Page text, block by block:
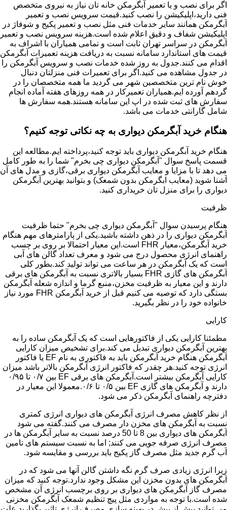
اگر برای نصب و یا تعمیر آبگرمکن خانه تان نیاز به نیروی متخصص
فنی دارید،اپلیکیشن را نصب کنید.قیمت سرویس نصب و تعمیر
آبگرمکن همانند سایر خدمات فنی مثل نصب و تعمیر پکیج و شوفاژ در
اپلیکیشن شفاف و دقیق اعلام شده است.هزینه سرویس نصب و تعمیر
آبگرمکن در سراسر تهران ثابت است و تمامی همیاران با اشراف به
قیمت های استاندارد سامانه نسبت به دریافت هزینه تعمیرات آبگرمکن
اقدام می کنند.جدول به روز شده خدمات نصب و سرویس آبگرمکن را
در جدول مشاهده می کنید.اگر برای تعمیرات فنی منزلتان دنبال
خوش نام ترین متخصصین شهر می گردید ما همه متخصصان را در
گردهم آورده ایم.همیاران تعمیرکار در همه روزهای هفته آماده انجام
سفارش های ثبت شده در اپ این سامانه هستند.همه سفارش ها
شامل گارانتی خدمات می باشد.
هنگام خرید آبگرمکن دیواری به چه نکاتی توجه کنیم؟
هنگام خرید آبگرمکن دیواری باید توجه کنید،پرداخته ایم.مطالعه این
قسمت پاسخ سوال "آبگرمکن دیواری چی بخرم" شما را به طور کامل
می دهد تا با مزایا و معایب آبگرمکن دیواری برقی،گازی و مدل های آن
آشنا شوید (معایب ابگرمکن بدون شمعک) و بتوانید بهترین آبگرمکن
دیواری را برای منزل تان خریداری کنید.
ظرفیت
هنگام پرسیدن سوال "آبگرمکن دیواری چی بخرم" حتما ظرفیت
آبگرمکن دیواری را در ذهن داشته باشید.یکی از پارامترهای مهم هنگام
خرید آبگرمکن،معیار FHR است.این معیار احتمالا بر روی بر چسب
راهنمای انرژی محصول درج می شود و معرف تعداد گالن های آبی
است که یک آبگرمکن در هر ساعت می تواند تولید کند.بطور کلی
آبگرمکن های گازی FHR بسیار بالاتری نسبت به آبگرمکن های برقی
دارند و این معیار به ظرفیت مخزن،منبع گرما و اندازه شعله آبگرمکن
بستگی دارد که توصیه می کنیم قبل از خرید آبگرمکن FHR مورد نیاز
خانواده خود را در نظر بگیرید.
کارایی
مطمئنا کارایی یکی از فاکتورهایی است که یک آبگرمکن ساده را به
بهترین آبگرمکن دیواری تبدیل می کند.برای تشخیص میزان کارایی
آبگرمکن هنگام خرید آبگرمکن باید به فاکتوری به نام EF یا فاکتور
انرژی توجه کنید.هر چقدر که فاکتور انرژی آبگرمکن بالاتر باشد میزان
کارایی آبگرمکن بیشتر است.آبگرمکن های برقی EF بین ۰/۷ تا ۰/۹۵
دارند و آبگرمکن های گازی EF بین ۰/۵ تا ۰/۶.معمولا این معیار در
دفترچه راهنمای آبگرمکن ذکر می شود.
از نظر کاهش مصرف انرژی آبگرمکن های دیواری انرژی کمتری
نسبت به آبگرمکن های مخزن دار مصرف می کنند.گفته می شود
آبگرمکن های دیواری بین 8 تا 50 درصد نسبت به سایر آبگرمکن ها در
مصرف انرژی صرفه جویی می کنند; اما به نسبت سیستم های تامین
آب گرم جدید مثل مصرف گاز پکیج باید بررسی و مقایسه شود.
زیرا انرژی زیادی صرف گرم نگه داشتن گالن آنها می شود که در
آبگرمکن های بدون مخزن این مشکل وجود ندارد.توجه کنید که میزان
مصرف گاز آبگرمکن های دیواری بر روی برچسب انرژی آن مشخص
شده است.با توجه به مواردی مثل پیچ تنظیم شمعک آبگرمکن مخزنی